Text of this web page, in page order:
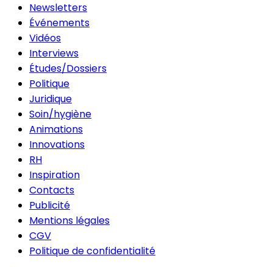
Newsletters
Événements
Vidéos
Interviews
Études/Dossiers
Politique
Juridique
Soin/hygiène
Animations
Innovations
RH
Inspiration
Contacts
Publicité
Mentions légales
CGV
Politique de confidentialité